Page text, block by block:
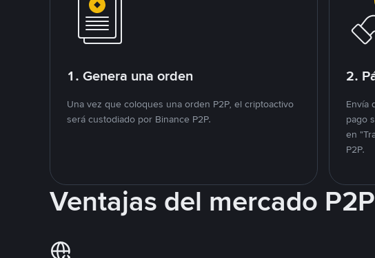
1. Genera una orden
Una vez que coloques una orden P2P, el criptoactivo
será custodiado por Binance P2P.
2.
Envía
pago
en
P2P.
Ventajas del mercado P2P